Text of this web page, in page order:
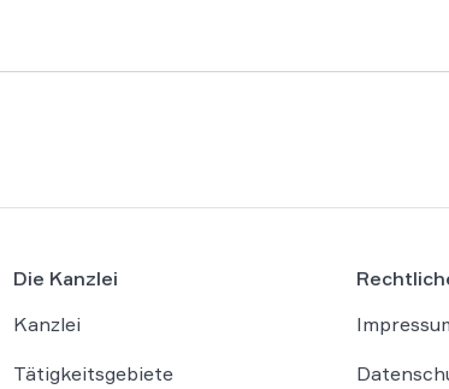
Die Kanzlei
Kanzlei
Tätigkeitsgebiete